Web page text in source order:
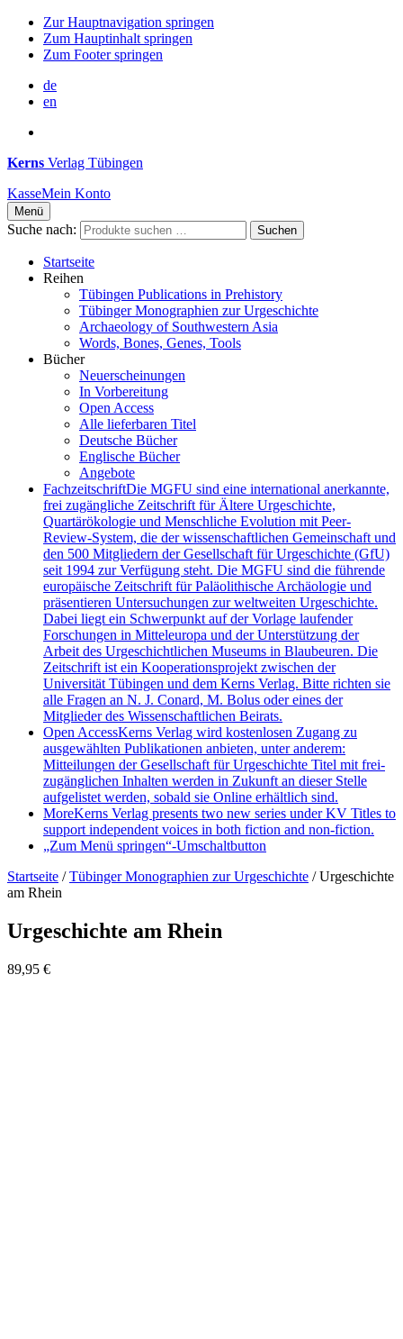
Zur Hauptnavigation springen
Zum Hauptinhalt springen
Zum Footer springen
de
en
Kerns Verlag Tübingen
KasseMein Konto
Menü
Suche nach: Suchen
Startseite
Reihen
Tübingen Publications in Prehistory
Tübinger Monographien zur Urgeschichte
Archaeology of Southwestern Asia
Words, Bones, Genes, Tools
Bücher
Neuerscheinungen
In Vorbereitung
Open Access
Alle lieferbaren Titel
Deutsche Bücher
Englische Bücher
Angebote
FachzeitschriftDie MGFU sind eine international anerkannte,
frei zugängliche Zeitschrift für Ältere Urgeschichte,
Quartärökologie und Menschliche Evolution mit Peer-
Review-System, die der wissenschaftlichen Gemeinschaft und
den 500 Mitgliedern der Gesellschaft für Urgeschichte (GfU)
seit 1994 zur Verfügung steht. Die MGFU sind die führende
europäische Zeitschrift für Paläolithische Archäologie und
präsentieren Untersuchungen zur weltweiten Urgeschichte.
Dabei liegt ein Schwerpunkt auf der Vorlage laufender
Forschungen in Mitteleuropa und der Unterstützung der
Arbeit des Urgeschichtlichen Museums in Blaubeuren. Die
Zeitschrift ist ein Kooperationsprojekt zwischen der
Universität Tübingen und dem Kerns Verlag. Bitte richten sie
alle Fragen an N. J. Conard, M. Bolus oder eines der
Mitglieder des Wissenschaftlichen Beirats.
Open AccessKerns Verlag wird kostenlosen Zugang zu
ausgewählten Publikationen anbieten, unter anderem:
Mitteilungen der Gesellschaft für Urgeschichte Titel mit frei-
zugänglichen Inhalten werden in Zukunft an dieser Stelle
aufgelistet werden, sobald sie Online erhältlich sind.
MoreKerns Verlag presents two new series under KV Titles to
support independent voices in both fiction and non-fiction.
„Zum Menü springen“-Umschaltbutton
Startseite /Tübinger Monographien zur Urgeschichte /Urgeschichte
am Rhein
Urgeschichte am Rhein
89,95 €